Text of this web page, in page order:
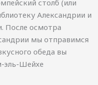
столб (или
Александрии и
После осмотра
мы отправимся
обеда вы
эль-Шейхе